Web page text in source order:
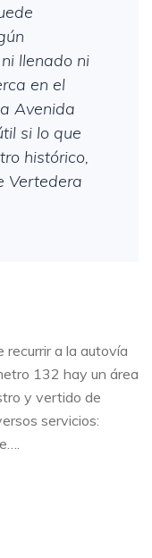
llenado ni
en el
Avenida
si lo que
histórico,
Vertedera
recurrir a la autovía
132 hay un área
y vertido de
servicios: